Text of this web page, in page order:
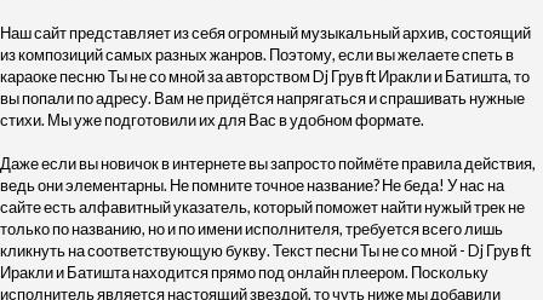
Наш сайт представляет из себя огромный музыкальный архив, состоящий
из композиций самых разных жанров. Поэтому, если вы желаете спеть в
караоке песню Ты не со мной за авторством Dj Грув ft Иракли и Батишта, то
вы попали по адресу. Вам не придётся напрягаться и спрашивать нужные
стихи. Мы уже подготовили их для Вас в удобном формате.
Даже если вы новичок в интернете вы запросто поймёте правила действия,
ведь они элементарны. Не помните точное название? Не беда! У нас на
сайте есть алфавитный указатель, который поможет найти нужый трек не
только по названию, но и по имени исполнителя, требуется всего лишь
кликнуть на соответствующую букву. Текст песни Ты не со мной - Dj Грув ft
Иракли и Батишта находится прямо под онлайн плеером. Поскольку
исполнитель является настоящий звездой, то чуть ниже мы добавили